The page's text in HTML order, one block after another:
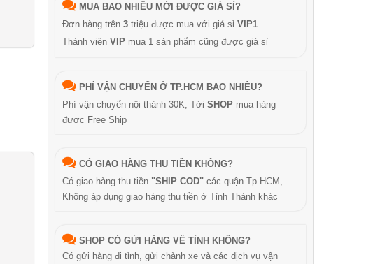
MUA BAO NHIÊU MỚI ĐƯỢC GIÁ SỈ?
Đơn hàng trên 3 triệu được mua với giá sỉ VIP1
Thành viên VIP mua 1 sản phẩm cũng được giá sỉ
PHÍ VẬN CHUYỂN Ở TP.HCM BAO NHIÊU?
Phí vận chuyển nội thành 30K, Tới SHOP mua hàng
được Free Ship
CÓ GIAO HÀNG THU TIỀN KHÔNG?
Có giao hàng thu tiền "SHIP COD" các quận Tp.HCM,
Không áp dụng giao hàng thu tiền ở Tỉnh Thành khác
SHOP CÓ GỬI HÀNG VỀ TỈNH KHÔNG?
Có gửi hàng đi tỉnh, gửi chành xe và các dịch vụ vận